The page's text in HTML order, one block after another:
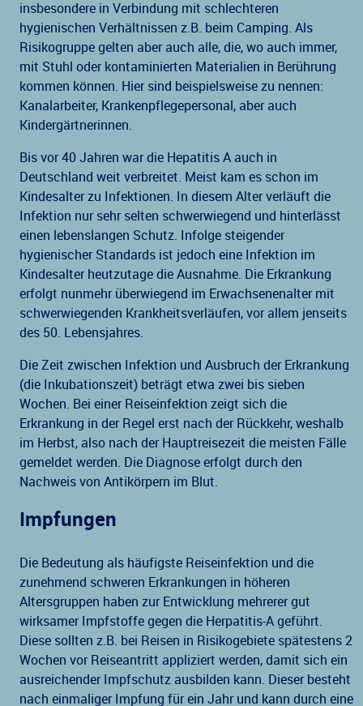
insbesondere in Verbindung mit schlechteren
hygienischen Verhältnissen z.B. beim Camping. Als
Risikogruppe gelten aber auch alle, die, wo auch immer,
mit Stuhl oder kontaminierten Materialien in Berührung
kommen können. Hier sind beispielsweise zu nennen:
Kanalarbeiter, Krankenpflegepersonal, aber auch
Kindergärtnerinnen.
Bis vor 40 Jahren war die Hepatitis A auch in
Deutschland weit verbreitet. Meist kam es schon im
Kindesalter zu Infektionen. In diesem Alter verläuft die
Infektion nur sehr selten schwerwiegend und hinterlässt
einen lebenslangen Schutz. Infolge steigender
hygienischer Standards ist jedoch eine Infektion im
Kindesalter heutzutage die Ausnahme. Die Erkrankung
erfolgt nunmehr überwiegend im Erwachsenenalter mit
schwerwiegenden Krankheitsverläufen, vor allem jenseits
des 50. Lebensjahres.
Die Zeit zwischen Infektion und Ausbruch der Erkrankung
(die Inkubationszeit) beträgt etwa zwei bis sieben
Wochen. Bei einer Reiseinfektion zeigt sich die
Erkrankung in der Regel erst nach der Rückkehr, weshalb
im Herbst, also nach der Hauptreisezeit die meisten Fälle
gemeldet werden. Die Diagnose erfolgt durch den
Nachweis von Antikörpern im Blut.
Impfungen
Die Bedeutung als häufigste Reiseinfektion und die
zunehmend schweren Erkrankungen in höheren
Altersgruppen haben zur Entwicklung mehrerer gut
wirksamer Impfstoffe gegen die Herpatitis-A geführt.
Diese sollten z.B. bei Reisen in Risikogebiete spätestens 2
Wochen vor Reiseantritt appliziert werden, damit sich ein
ausreichender Impfschutz ausbilden kann. Dieser besteht
nach einmaliger Impfung für ein Jahr und kann durch eine